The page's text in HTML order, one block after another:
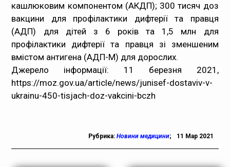
кашлюковим компонентом (АКДП); 300 тисяч доз
вакцини для профілактики дифтерії та правця
(АДП) для дітей з 6 років та 1,5 млн для
профілактики дифтерії та правця зі зменшеним
вмістом антигена (АДП-М) для дорослих.
Джерело інформації: 11 березня 2021,
https://moz.gov.ua/article/news/junisef-dostaviv-v-
ukrainu-450-tisjach-doz-vakcini-bczh
Рубрика: Новини медицини; 11 Мар 2021